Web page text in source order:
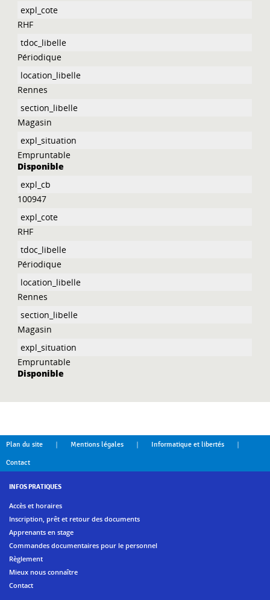
RHF
Périodique
Rennes
Magasin
Empruntable
Disponible
100947
RHF
Périodique
Rennes
Magasin
Empruntable
Disponible
Plan du site | Mentions légales | Informatique et libertés |
Contact
INFOS PRATIQUES
Accès et horaires
Inscription, prêt et retour des documents
Apprenants en stage
Commandes documentaires pour le personnel
Règlement
Mieux nous connaître
Contact